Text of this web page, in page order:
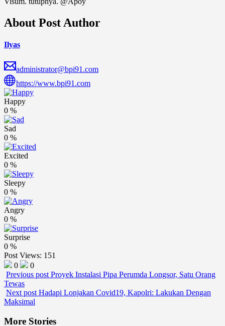
About Post Author
Ilyas
administrator@bpi91.com
https://www.bpi91.com
Happy
0 %
Sad
0 %
Excited
0 %
Sleepy
0 %
Angry
0 %
Surprise
0 %
Post Views: 151
0
0
Previous post Proyek Instalasi Pipa Perumda Longsor, Satu Orang
Tewas
Next post Hadapi Lonjakan Covid19, Kapolri: Lakukan Dengan
Maksimal
More Stories